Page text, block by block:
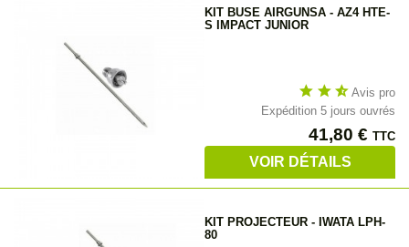
KIT BUSE AIRGUNSA - AZ4 HTE-
S IMPACT JUNIOR
star star star_half Avis pro
Expédition 5 jours ouvrés
Prix
41,80 € TTC
VOIR DÉTAILS
KIT PROJECTEUR - IWATA LPH-
80